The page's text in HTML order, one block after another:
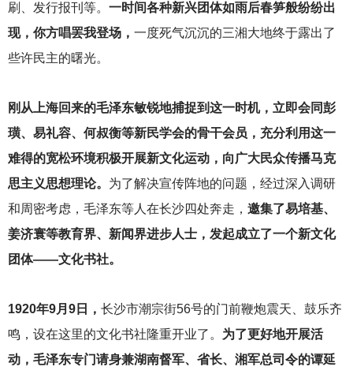
刷、发行报刊等。 一时间各种新兴团体如雨后春笋般纷纷出
现，你方唱罢我登场， 一度死气沉沉的三湘大地终于露出了
些许民主的曙光。
刚从上海回来的毛泽东敏锐地捕捉到这一时机，立即会同彭
璜、易礼容、何叔衡等新民学会的骨干会员，充分利用这一
难得的宽松环境积极开展新文化运动，向广大民众传播马克
思主义思想理论。 为了解决宣传阵地的问题，经过深入调研
和周密考虑，毛泽东等人在长沙四处奔走， 邀集了易培基、
姜济寰等教育界、新闻界进步人士，发起成立了一个新文化
团体——文化书社。
1920年9月9日， 长沙市潮宗街56号的门前鞭炮震天、鼓乐齐
鸣，设在这里的文化书社隆重开业了。 为了更好地开展活
动，毛泽东专门请身兼湖南督军、省长、湘军总司令的谭延